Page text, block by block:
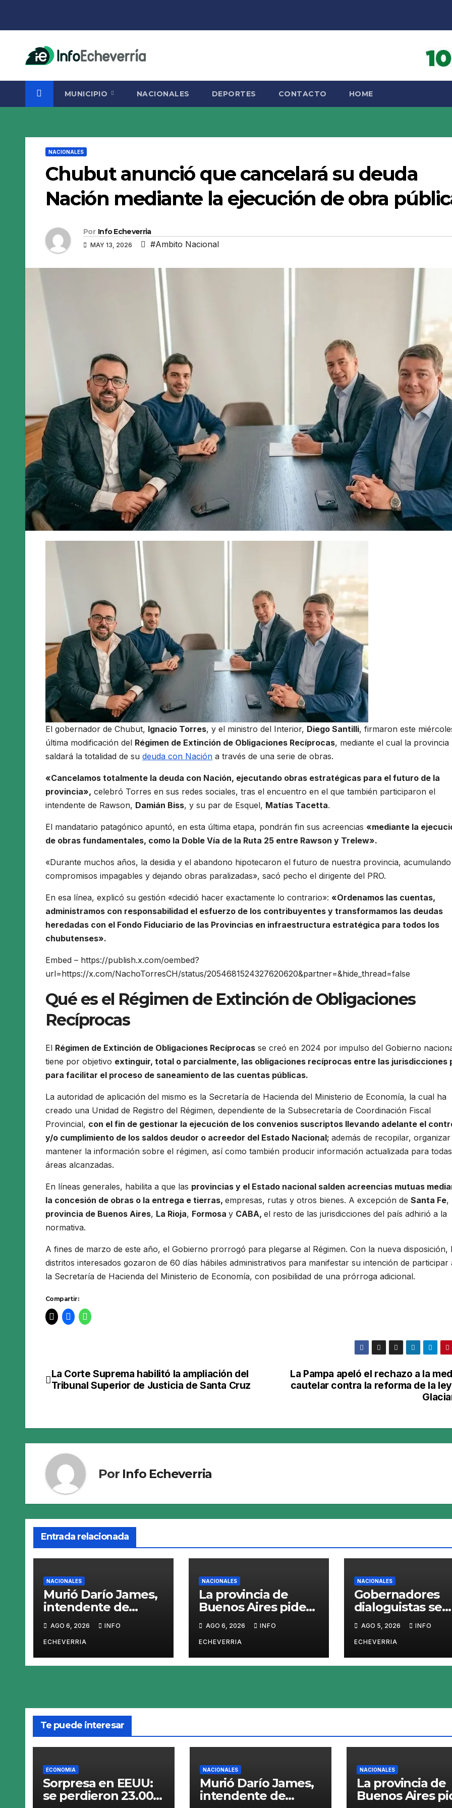
MUNICIPIO NACIONALES DEPORTES CONTACTO HOME
NACIONALES
Chubut anunció que cancelará su deuda
Nación mediante la ejecución de obra
Por Info Echeverria
MAY 13, 2026 #Ambito Nacional
El gobernador de Chubut, Ignacio Torres, y el ministro del Interior, Diego Santilli, firmaron este
última modificación del Régimen de Extinción de Obligaciones Recíprocas, mediante el cual la provincia
saldará la totalidad de su deuda con Nación a través de una serie de obras.
«Cancelamos totalmente la deuda con Nación, ejecutando obras estratégicas para el futuro de la
provincia», celebró Torres en sus redes sociales, tras el encuentro en el que también participaron el
intendente de Rawson, Damián Biss, y su par de Esquel, Matías Tacetta.
El mandatario patagónico apuntó, en esta última etapa, pondrán fin sus acreencias «mediante la
de obras fundamentales, como la Doble Vía de la Ruta 25 entre Rawson y Trelew».
«Durante muchos años, la desidia y el abandono hipotecaron el futuro de nuestra provincia, acumulando
compromisos impagables y dejando obras paralizadas», sacó pecho el dirigente del PRO.
En esa línea, explicó su gestión «decidió hacer exactamente lo contrario»: «Ordenamos las cuentas,
administramos con responsabilidad el esfuerzo de los contribuyentes y transformamos las deudas
heredadas con el Fondo Fiduciario de las Provincias en infraestructura estratégica para todos los
chubutenses».
Embed – https://publish.x.com/oembed?
url=https://x.com/NachoTorresCH/status/2054681524327620620&partner=&hide_thread=false
Qué es el Régimen de Extinción de Obligaciones
Recíprocas
El Régimen de Extinción de Obligaciones Recíprocas se creó en 2024 por impulso del Gobierno
tiene por objetivo extinguir, total o parcialmente, las obligaciones recíprocas entre las jurisdicciones
para facilitar el proceso de saneamiento de las cuentas públicas.
La autoridad de aplicación del mismo es la Secretaría de Hacienda del Ministerio de Economía, la cual ha
creado una Unidad de Registro del Régimen, dependiente de la Subsecretaría de Coordinación Fiscal
Provincial, con el fin de gestionar la ejecución de los convenios suscriptos llevando adelante el
y/o cumplimiento de los saldos deudor o acreedor del Estado Nacional; además de recopilar,
mantener la información sobre el régimen, así como también producir información actualizada para
áreas alcanzadas.
En líneas generales, habilita a que las provincias y el Estado nacional salden acreencias mutuas
la concesión de obras o la entrega e tierras, empresas, rutas y otros bienes. A excepción de Santa Fe,
provincia de Buenos Aires, La Rioja, Formosa y CABA, el resto de las jurisdicciones del país adhirió a la
normativa.
A fines de marzo de este año, el Gobierno prorrogó para plegarse al Régimen. Con la nueva disposición,
distritos interesados gozaron de 60 días hábiles administrativos para manifestar su intención de participar
la Secretaría de Hacienda del Ministerio de Economía, con posibilidad de una prórroga adicional.
Compartir:
Navegación
La Pampa apeló el rechazo a la
cautelar contra la reforma de la
La Corte Suprema habilitó la ampliación del
Tribunal Superior de Justicia de Santa Cruz
Por Info Echeverria
Entrada relacionada
NACIONALES
Murió Darío James,
intendente de
Gaiman
AGO 6, 2026 INFO
ECHEVERRIA
NACIONALES
La provincia de
Buenos Aires pide
sacar del mercado
el «Squeezy
Dumpling», un
juguete «tóxico»
AGO 6, 2026 INFO
ECHEVERRIA
NACIONALES
Gobernadores
dialoguistas se
desmarcan de la
de Tierras y
en jaque su
tratamiento en
Senado
AGO 5, 2026 INFO
ECHEVERRIA
Te puede interesar
ECONOMIA
Sorpresa en EEUU:
se perdieron 23.000
NACIONALES
Murió Darío James,
intendente de
NACIONALES
La provincia de
Buenos Aires